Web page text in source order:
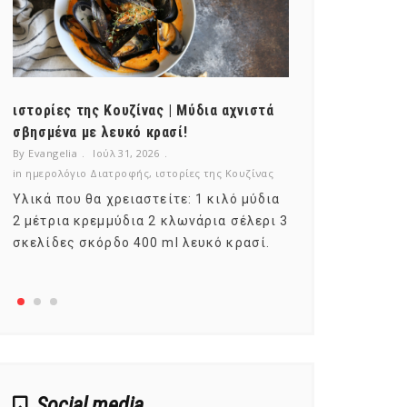
ιστορίες της Κουζίνας | Μύδια αχνιστά
σβησμένα με λευκό κρασί!
By Evangelia
Ιούλ 31, 2026
in ημερολόγιο Διατροφής, ιστορίες της Κουζίνας
Υλικά που θα χρειαστείτε: 1 κιλό μύδια
2 μέτρια κρεμμύδια 2 κλωνάρια σέλερι 3
σκελίδες σκόρδο 400 ml λευκό κρασί.